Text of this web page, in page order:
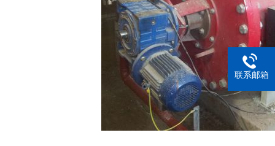
联系邮箱